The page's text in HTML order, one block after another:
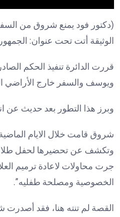
(دكتور فود يمنع شروق من
الوثيقة أتت تحت عنوان:
قررت الدائرة تنفيذ الحكم
ويوسف والسفر خارج الأراضي
وبرز هذا التطور بعد حديث
شروق قامت خلال الايام
وتكشف عن تحضيرها لحفل طلاق
جرت محاولات لاعادة ترميم
الخصوصية ومصلحة طفليه”.
القصة لم تنته هنا، فقد